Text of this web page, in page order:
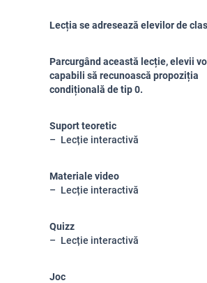
Lecția se adresează elevilor de
Parcurgând această lecție, elevii
capabili să recunoască propoziția
condițională de tip 0.
Suport teoretic
Lecție interactivă
Materiale video
Lecție interactivă
Quizz
Lecție interactivă
Joc